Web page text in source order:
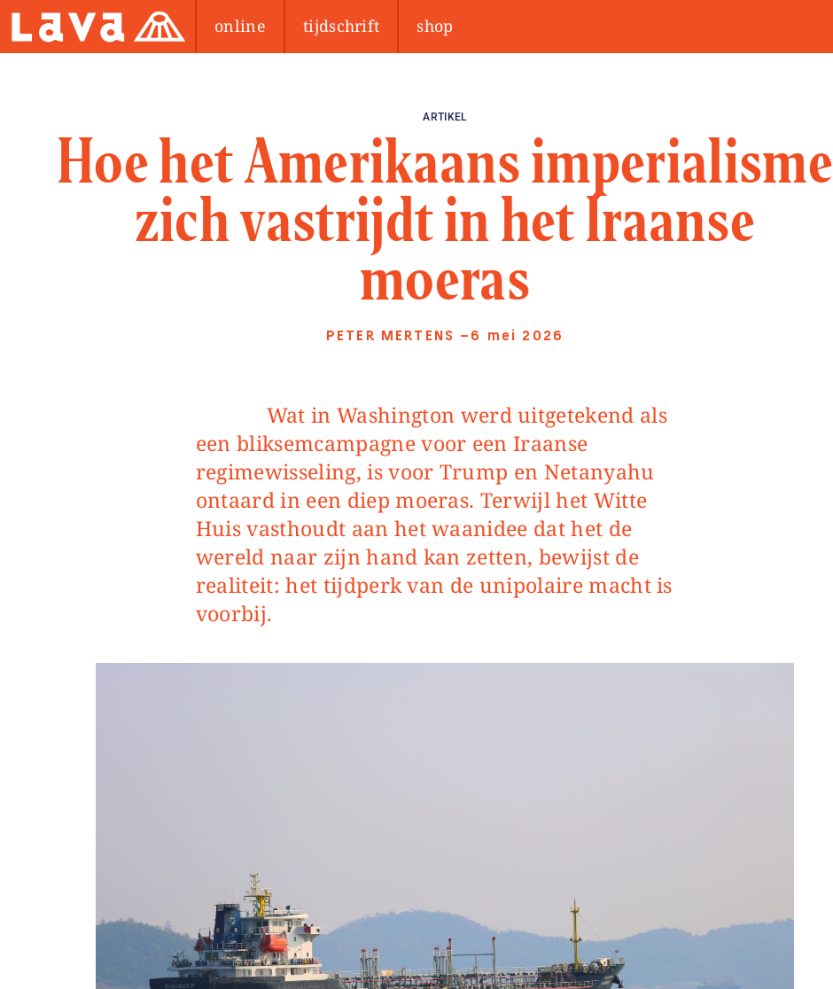
online tijdschrift shop
ARTIKEL
Hoe het Amerikaans imperialisme
zich vastrijdt in het Iraanse
moeras
PETER MERTENS —6 mei 2026
Wat in Washington werd uitgetekend als
een bliksemcampagne voor een Iraanse
regimewisseling, is voor Trump en Netanyahu
ontaard in een diep moeras. Terwijl het Witte
Huis vasthoudt aan het waanidee dat het de
wereld naar zijn hand kan zetten, bewijst de
realiteit: het tijdperk van de unipolaire macht is
voorbij.